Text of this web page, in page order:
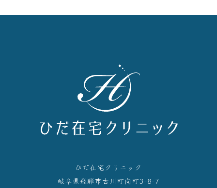
ひだ在宅クリニック
岐阜県⾶騨市古川町向町3-8-7